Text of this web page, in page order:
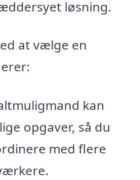
løsning.
at vælge en
kan
opgaver, så du
med flere